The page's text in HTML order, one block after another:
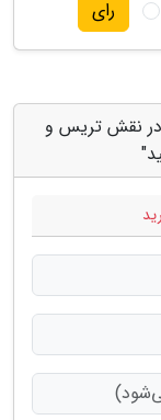
رای
با "ماد نو ویچر 3 بازی در نقش تریس و